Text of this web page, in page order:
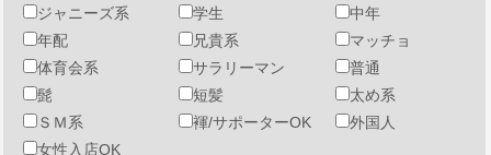
ジャニーズ系 学生
中年
年配
兄貴系
マッチョ
体育会系
サラリーマン
普通
髭
短髪
太め系
ＳＭ系
褌/サポーターOK
外国人
女性入店OK